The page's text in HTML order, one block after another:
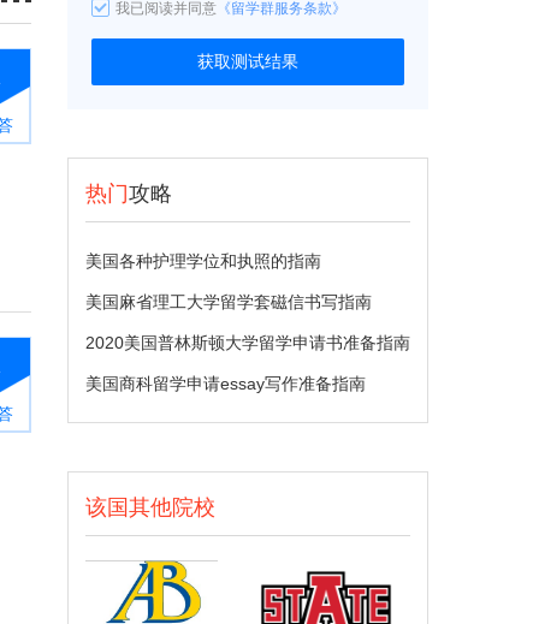
我已阅读并同意 《留学群服务条款》
获取测试结果
热门攻略
美国各种护理学位和执照的指南
美国麻省理工大学留学套磁信书写指南
2020美国普林斯顿大学留学申请书准备指南
美国商科留学申请essay写作准备指南
该国其他院校